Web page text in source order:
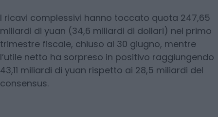
I ricavi complessivi hanno toccato quota 247,65
miliardi di yuan (34,6 miliardi di dollari) nel primo
trimestre fiscale, chiuso al 30 giugno, mentre
l’utile netto ha sorpreso in positivo raggiungendo
43,11 miliardi di yuan rispetto ai 28,5 miliardi del
consensus.